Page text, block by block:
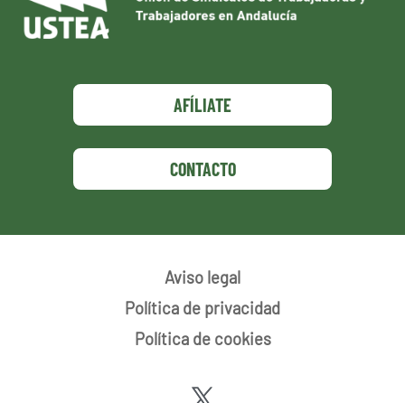
AFÍLIATE
CONTACTO
Aviso legal
Política de privacidad
Política de cookies